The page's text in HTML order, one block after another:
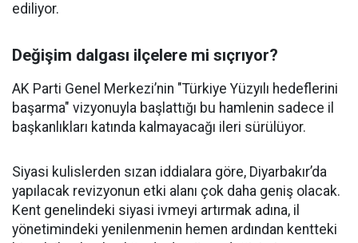
ediliyor.
Değişim dalgası ilçelere mi sıçrıyor?
AK Parti Genel Merkezi’nin "Türkiye Yüzyılı hedeflerini
başarma" vizyonuyla başlattığı bu hamlenin sadece il
başkanlıkları katında kalmayacağı ileri sürülüyor.
Siyasi kulislerden sızan iddialara göre, Diyarbakır’da
yapılacak revizyonun etki alanı çok daha geniş olacak.
Kent genelindeki siyasi ivmeyi artırmak adına, il
yönetimindeki yenilenmenin hemen ardından kentteki